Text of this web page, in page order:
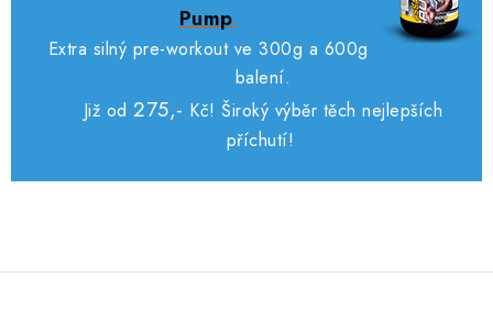
u
Pump.
Extra silný pre-workout ve 300g a 600g
balení.
Již od275,- Kč!Široký výběr těch nejlepších
příchutí!